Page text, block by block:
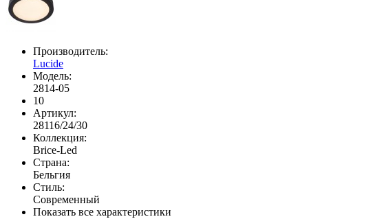
Производитель:
Lucide
Модель:
2814-05
10
Артикул:
28116/24/30
Коллекция:
Brice-Led
Страна:
Бельгия
Стиль:
Современный
Показать все характеристики